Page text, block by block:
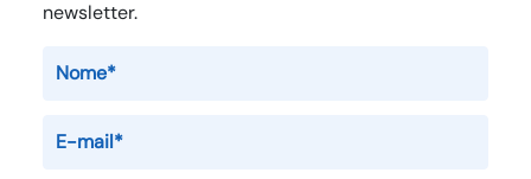
newsletter.